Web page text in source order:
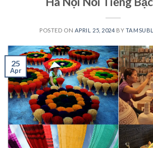
POSTED ON APRIL 25, 2024 BY
25
Apr